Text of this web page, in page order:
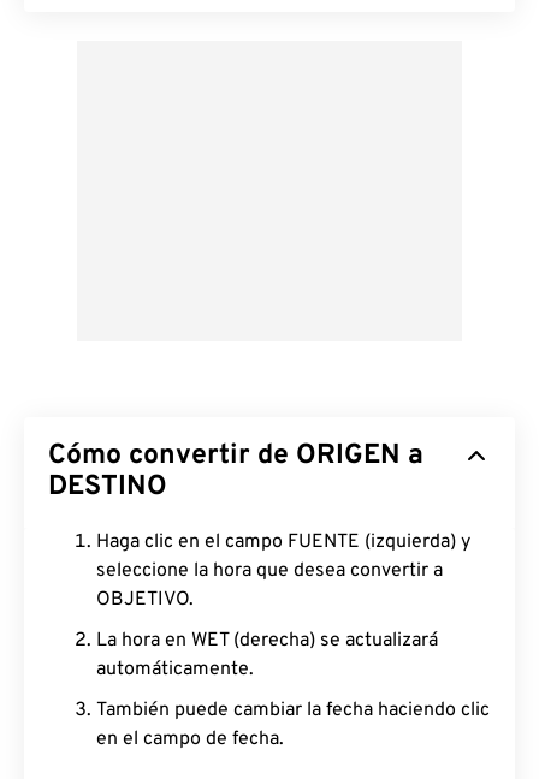
Cómo convertir de ORIGEN a
DESTINO
Haga clic en el campo FUENTE (izquierda) y
seleccione la hora que desea convertir a
OBJETIVO.
La hora en WET (derecha) se actualizará
automáticamente.
También puede cambiar la fecha haciendo clic
en el campo de fecha.